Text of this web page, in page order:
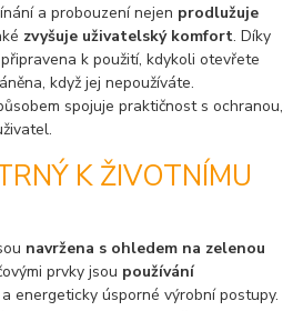
a probouzení nejen prodlužuje
zvyšuje uživatelský komfort. Díky
k použití, kdykoli otevřete
když jej nepoužíváte.
spojuje praktičnost s ochranou,
K ŽIVOTNÍMU
navržena s ohledem na zelenou
prvky jsou používání
a energeticky úsporné výrobní postupy.